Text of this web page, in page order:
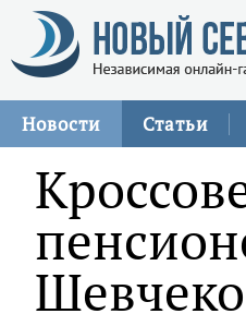
Новости Статьи
Шевчеко